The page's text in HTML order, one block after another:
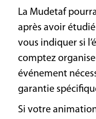
La Mudetaf
après avoir
vous indiquer si
comptez
événement
garantie
Si votre